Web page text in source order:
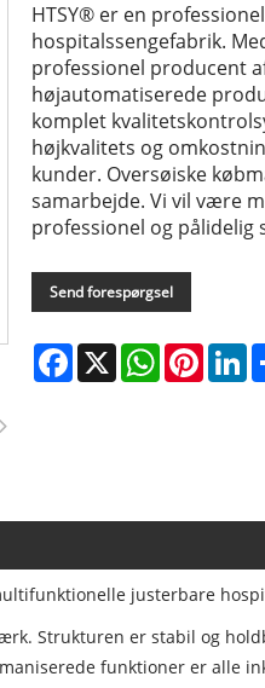
HTSY® er en
hospitalssengefabrik.
professionel producent
højautomatiserede
komplet
højkvalitets og
kunder. Oversøiske
samarbejde. Vi vil være
professionel og pålidelig
Send forespørgsel
Facebook
X WhatsApp
justerbare
Strukturen er stabil og
funktioner er alle